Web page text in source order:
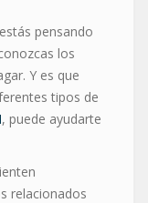
pensando
los
Y es que
tipos de
, puede ayudarte
relacionados